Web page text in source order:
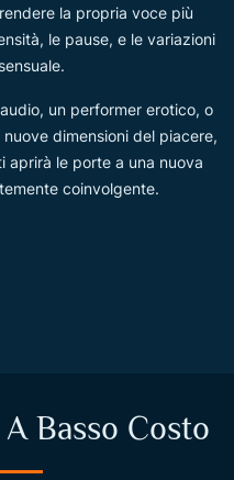
la propria voce più
le pause, e le variazioni
un performer erotico, o
dimensioni del piacere,
aprirà le porte a una nuova
coinvolgente.
Basso Costo